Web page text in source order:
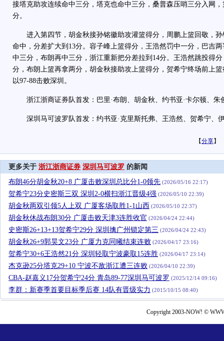
接塔克助攻连续命中三分，塔克也命中三分，桑普森压哨三分入网
分。
进入第四节，胡金秋接孙铭徽助攻灌篮得分，周鹏上篮回敬，孙
命中，分差扩大到13分。容子峰上篮得分，王浩然罚中一分，巴吉
中三分，布朗再中三分，浙江重新把分差拉到14分。王浩然跳投得
分，布朗上篮再拿两分，胡金秋接助攻上篮得分，贺希宁终场前上
以97-88击败深圳。
浙江浙商证券队首发：巴里·布朗、胡金秋、约书亚·卡尔顿、朱
深圳马可波罗队首发：约书亚·克里斯托弗、王浩然、贺希宁、
【分享】
更多关于 浙江浙商证券 深圳马可波罗 的新闻
布朗46分胡金秋20+8 广厦击败深圳总比分1-0领先 (2026/05/16 22:17)
贺希宁23分史密斯三双 深圳2-0横扫浙江晋级4强 (2026/05/10 22:39)
胡金秋两双引领5人上双 广厦客场取胜1-1山西 (2026/05/10 22:37)
胡金秋休战布朗30分 广厦击败天津3连胜收官 (2026/04/24 22:44)
史密斯26+13+13贺希宁29分 深圳擒广州锁定第三 (2026/04/24 22:43)
胡金秋26+9郭昊文23分 广厦力克同曦结束连败 (2026/04/17 23:16)
贺希宁30+6王浩然21分 深圳轻取宁波豪取15连胜 (2026/04/17 23:14)
杰克逊25分塔克29+10 宁波不敌浙江遭三连败 (2026/04/10 22:39)
CBA-赵嘉义17分贺希宁24分 青岛89-77深圳马可波罗 (2025/12/14 09:16)
李群：新赛季首要目标季后赛 14队有晋级实力 (2015/10/15 08:40)
Copyright 2003-NOW! ©